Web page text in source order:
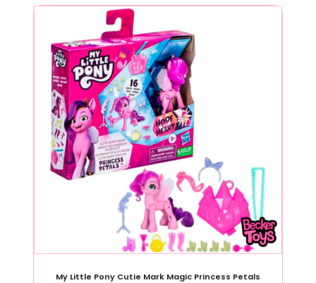
My Little Pony Cutie Mark Magic Princess Petals